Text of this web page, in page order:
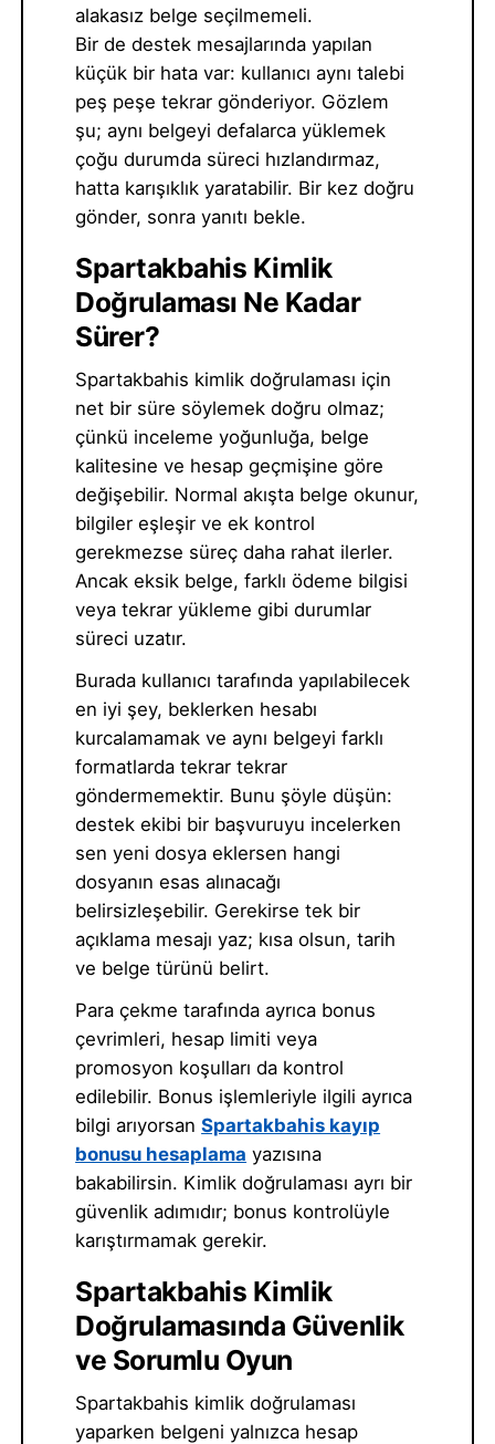
alakasız belge seçilmemeli.
Bir de destek mesajlarında yapılan
küçük bir hata var: kullanıcı aynı talebi
peş peşe tekrar gönderiyor. Gözlem
şu; aynı belgeyi defalarca yüklemek
çoğu durumda süreci hızlandırmaz,
hatta karışıklık yaratabilir. Bir kez doğru
gönder, sonra yanıtı bekle.
Spartakbahis Kimlik
Doğrulaması Ne Kadar
Sürer?
Spartakbahis kimlik doğrulaması için
net bir süre söylemek doğru olmaz;
çünkü inceleme yoğunluğa, belge
kalitesine ve hesap geçmişine göre
değişebilir. Normal akışta belge okunur,
bilgiler eşleşir ve ek kontrol
gerekmezse süreç daha rahat ilerler.
Ancak eksik belge, farklı ödeme bilgisi
veya tekrar yükleme gibi durumlar
süreci uzatır.
Burada kullanıcı tarafında yapılabilecek
en iyi şey, beklerken hesabı
kurcalamamak ve aynı belgeyi farklı
formatlarda tekrar tekrar
göndermemektir. Bunu şöyle düşün:
destek ekibi bir başvuruyu incelerken
sen yeni dosya eklersen hangi
dosyanın esas alınacağı
belirsizleşebilir. Gerekirse tek bir
açıklama mesajı yaz; kısa olsun, tarih
ve belge türünü belirt.
Para çekme tarafında ayrıca bonus
çevrimleri, hesap limiti veya
promosyon koşulları da kontrol
edilebilir. Bonus işlemleriyle ilgili ayrıca
bilgi arıyorsanSpartakbahis kayıp
bonusu hesaplama yazısına
bakabilirsin. Kimlik doğrulaması ayrı bir
güvenlik adımıdır; bonus kontrolüyle
karıştırmamak gerekir.
Spartakbahis Kimlik
Doğrulamasında Güvenlik
ve Sorumlu Oyun
Spartakbahis kimlik doğrulaması
yaparken belgeni yalnızca hesap